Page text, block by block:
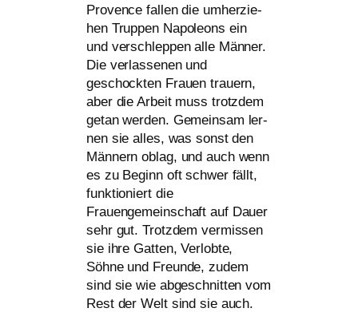
Provence fal­len die umher­zie­
hen Truppen Napoleons ein
und ver­schlep­pen alle Männer.
Die ver­las­se­nen und
geschock­ten Frauen trau­ern,
aber die Arbeit muss trotz­dem
getan wer­den. Gemeinsam ler­
nen sie alles, was sonst den
Männern oblag, und auch wenn
es zu Beginn oft schwer fällt,
funk­tio­niert die
Frauengemeinschaft auf Dauer
sehr gut. Trotzdem ver­mis­sen
sie ihre Gatten, Verlobte,
Söhne und Freunde, zudem
sind sie wie abge­schnit­ten vom
Rest der Welt sind sie auch.